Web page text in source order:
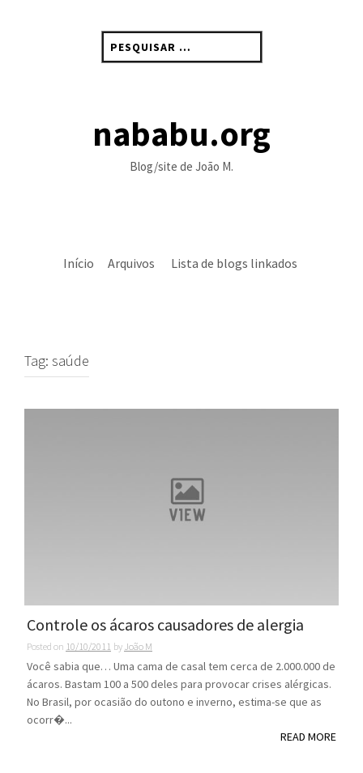
por:
nababu.org
Blog/site de João M.
Início Arquivos Lista de blogs linkados
Tag: saúde
Controle os ácaros causadores de alergia
Posted on 10/10/2011 by João M
Você sabia que… Uma cama de casal tem cerca de 2.000.000 de
ácaros. Bastam 100 a 500 deles para provocar crises alérgicas.
No Brasil, por ocasião do outono e inverno, estima-se que as
ocorr�...
READ MORE